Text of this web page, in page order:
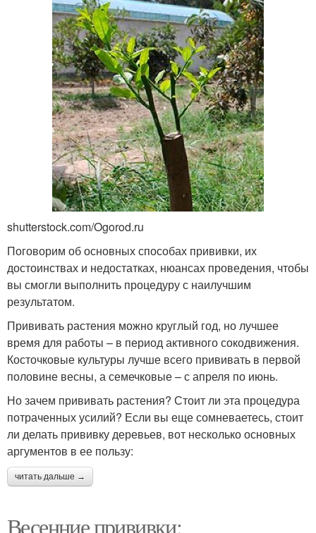
Помощь по прививке
shutterstock.com/Ogorod.ru
Поговорим об основных способах прививки, их
достоинствах и недостатках, нюансах проведения, чтобы
вы смогли выполнить процедуру с наилучшим
результатом.
Прививать растения можно круглый год, но лучшее
время для работы – в период активного сокодвижения.
Косточковые культуры лучше всего прививать в первой
половине весны, а семечковые – с апреля по июнь.
Но зачем прививать растения? Стоит ли эта процедура
потраченных усилий? Если вы еще сомневаетесь, стоит
ли делать прививку деревьев, вот несколько основных
аргументов в ее пользу:
читать дальше →
Весенние прививки: